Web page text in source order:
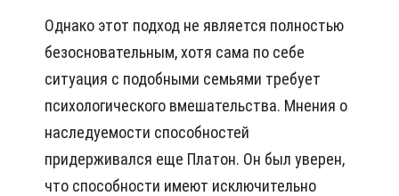
Однако этот подход не является полностью
безосновательным, хотя сама по себе
ситуация с подобными семьями требует
психологического вмешательства. Мнения о
наследуемости способностей
придерживался еще Платон. Он был уверен,
что способности имеют исключительно